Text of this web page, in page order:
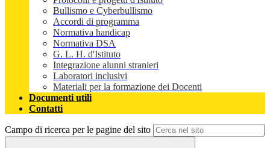
Bullismo e Cyberbullismo
Accordi di programma
Normativa handicap
Normativa DSA
G. L. H. d'Istituto
Integrazione alunni stranieri
Laboratori inclusivi
Materiali per la formazione dei Docenti
Documenti utili
Contatti
Campo di ricerca per le pagine del sito